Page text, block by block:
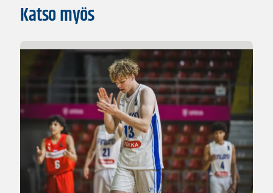
Katso myös